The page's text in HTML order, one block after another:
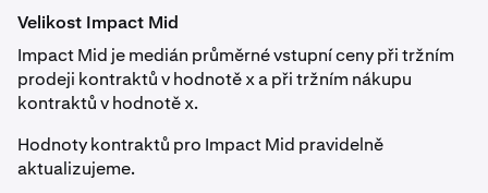
Podrobnosti o
maržové třídě
a maximální páce podle
velikosti pozice najdete v částiDerivatives Margin
Schedule & Maximum Leverage
Podrobnosti o Forex Perpetual (FX perps) najdete v části
Forex Perpetual Futures
kontraktu v souladu se spotovou cenou podkladového
Je-li financovací sazba kladná, platí dlouhé pozice
krátkým; je-li záporná, platí krátké pozice dlouhým.
Obchodníci mohou v závislosti na tržních podmínkách
financování hradit nebo inkasovat. Cenový rozdíl se
Týdenní, měsíční, čtvrtletní, pololetní
0,001
Velikost Impact Mid
Impact Mid je medián průměrné vstupní ceny při tržním
prodeji kontraktů v hodnotě x a při tržním nákupu
kontraktů v hodnotě x.
Hodnoty kontraktů pro Impact Mid pravidelně
aktualizujeme.